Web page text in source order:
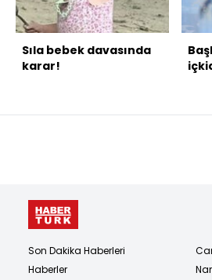
Sıla bebek davasında
karar!
Son Dakika Haberleri
Haberler